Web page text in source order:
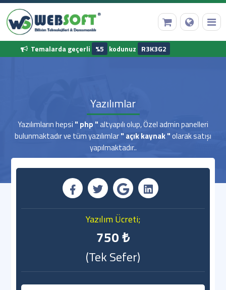
Temalarda geçerli %5 kodunuz R3K3G2
Yazılımlar
Yazılımların hepsi " php "altyapılı olup, Özel admin panelleri
bulunmaktadır ve tüm yazılımlar" açık kaynak "olarak satışı
yapılmaktadır..
Yazılım Ücreti;
750 ₺
(Tek Sefer)
Web Hosting
Hazır Yazılımlar
Diğer Hizmetler
Kurumsal Bilgilerimiz